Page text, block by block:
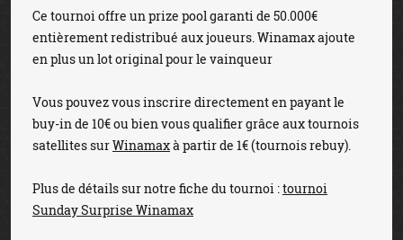
Ce tournoi offre un prize pool garanti de 50.000€
entièrement redistribué aux joueurs. Winamax ajoute
en plus un lot original pour le vainqueur
Vous pouvez vous inscrire directement en payant le
buy-in de 10€ ou bien vous qualifier grâce aux tournois
satellites surWinamaxà partir de 1€ (tournois rebuy).
Plus de détails sur notre fiche du tournoi :tournoi
Sunday Surprise Winamax